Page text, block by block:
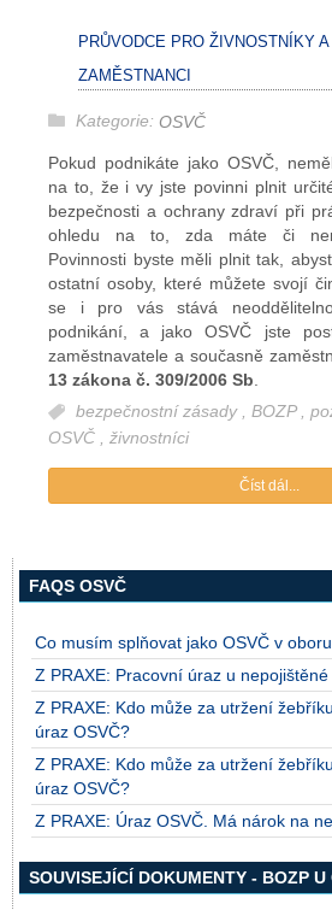
PRŮVODCE PRO ŽIVNOSTNÍKY
ZAMĚSTNANCI
Kategorie: OSVČ
Pokud podnikáte jako OSVČ,
na to, že i vy jste povinni plnit
bezpečnosti a ochrany zdraví při
ohledu na to, zda máte či
Povinnosti byste měli plnit tak,
ostatní osoby, které můžete svojí
se i pro vás stává
podnikání, a jako OSVČ jste
zaměstnavatele a současně
13 zákona č. 309/2006 Sb.
bezpečnostní zásady , BOZP ,
OSVČ
živnostníci
Číst dál...
FAQS OSVČ
Co musím splňovat jako OSVČ v
Z PRAXE: Pracovní úraz u nepojištěné
Z PRAXE: Kdo může za utržení
úraz OSVČ?
Z PRAXE: Kdo může za utržení
úraz OSVČ?
Z PRAXE: Úraz OSVČ. Má nárok na
SOUVISEJÍCÍ DOKUMENTY - BOZP U